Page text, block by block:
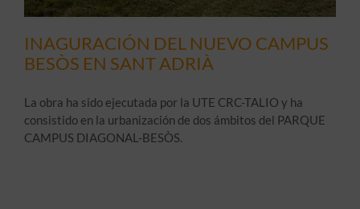
INAGURACIÓN DEL NUEVO CAMPUS
BESÒS EN SANT ADRIÀ
La obra ha sido ejecutada por la UTE CRC-TALIO y ha
consistido en la urbanización de dos ámbitos del PARQUE
CAMPUS DIAGONAL-BESÒS.